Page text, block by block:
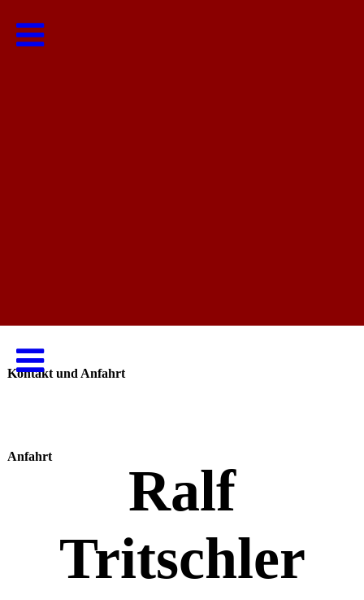
Kontakt und Anfahrt
Anfahrt
Ralf
Tritschler